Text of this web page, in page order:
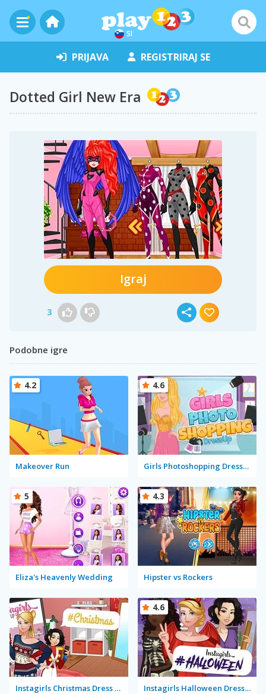
SI
PRIJAVA REGISTRIRAJ SE
Dotted Girl New Era
Igraj
3
Podobne igre
Makeover Run
4.2
Girls Photoshopping Dressup
4.6
Eliza's Heavenly Wedding
5
Hipster vs Rockers
4.3
Instagirls Christmas Dress Up Instagirls Halloween Dress Up
4.6